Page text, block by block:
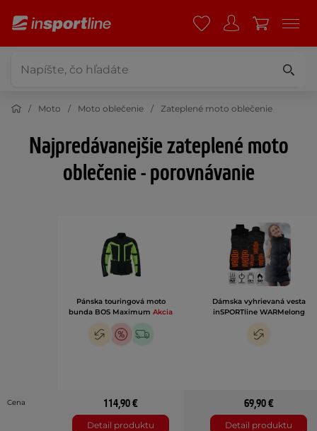
Moto Moto oblečenie Zateplené moto oblečenie
Najpredávanejšie zateplené moto
oblečenie - porovnávanie
Pánska touringová moto
bunda BOS Maximum Akcia
Dámska vyhrievaná vesta
inSPORTline WARMelong
Cena 114,90 €
Detail produktu
69,90 €
Detail produktu